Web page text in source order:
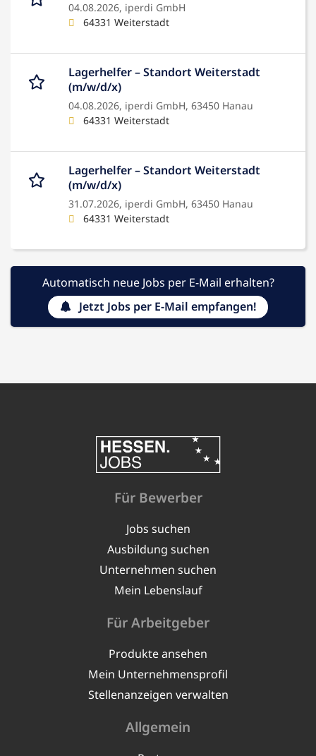
04.08.2026, iperdi GmbH
64331 Weiterstadt
Lagerhelfer – Standort Weiterstadt
(m/w/d/x)
04.08.2026, iperdi GmbH, 63450 Hanau
64331 Weiterstadt
Lagerhelfer – Standort Weiterstadt
(m/w/d/x)
31.07.2026, iperdi GmbH, 63450 Hanau
64331 Weiterstadt
Automatisch neue Jobs per E-Mail erhalten?
Jetzt Jobs per E-Mail empfangen!
Für Bewerber
Jobs suchen
Ausbildung suchen
Unternehmen suchen
Mein Lebenslauf
Für Arbeitgeber
Produkte ansehen
Mein Unternehmensprofil
Stellenanzeigen verwalten
Allgemein